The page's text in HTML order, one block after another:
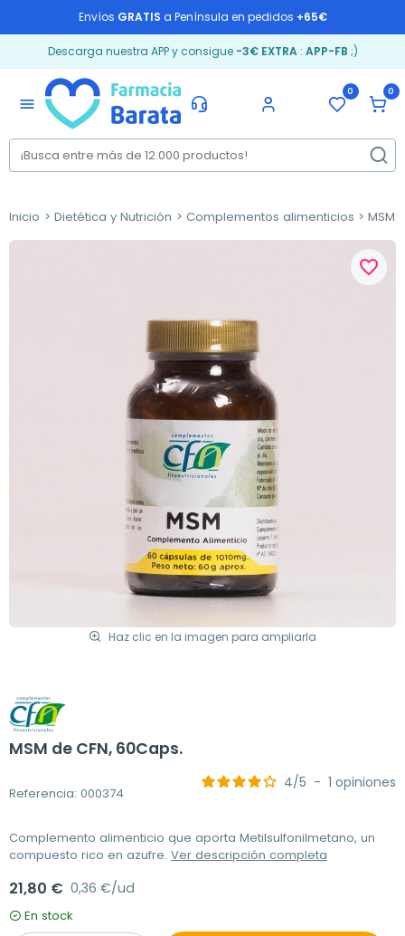
Envíos GRATIS a Península en pedidos +65€
Descarga nuestra APP y consigue -3€ EXTRA: APP-FB ;)
menu
0 0
Inicio Dietética y Nutrición Complementos alimenticios MSM
Haz clic en la imagen para ampliarla
favorite_border
MSM de CFN, 60Caps.
Referencia: 000374
4/5 - 1 opiniones
Complemento alimenticio que aporta Metilsulfonilmetano, un
compuesto rico en azufre. Ver descripción completa
21,80 € 0,36 €/ud
En stock